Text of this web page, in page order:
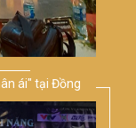
ái" tại Đồng